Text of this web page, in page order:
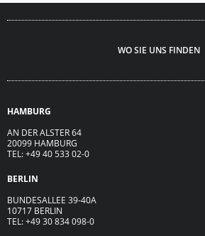
WO SIE UNS FINDEN
HAMBURG
AN DER ALSTER 64
20099 HAMBURG
TEL: +49 40 533 02-0
BERLIN
BUNDESALLEE 39-40A
10717 BERLIN
TEL: +49 30 834 098-0